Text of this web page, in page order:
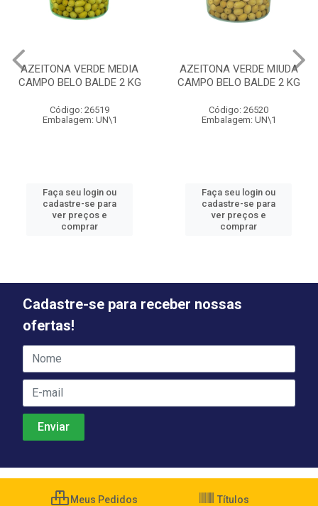
AZEITONA VERDE MEDIA
CAMPO BELO BALDE 2 KG
Código: 26519
Embalagem: UN\1
Faça seu login ou
cadastre-se para
ver preços e
comprar
AZEITONA VERDE MIUDA
CAMPO BELO BALDE 2 KG
Código: 26520
Embalagem: UN\1
Faça seu login ou
cadastre-se para
ver preços e
comprar
Cadastre-se para receber nossas
ofertas!
Meus Pedidos Títulos